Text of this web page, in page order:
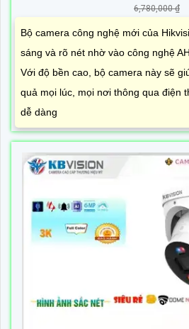
6,780,000 ₫
Bộ camera công nghệ mới của
sáng và rõ nét nhờ vào công nghệ
Với độ bền cao, bộ camera này sẽ
quả mọi lúc, mọi nơi thông qua điện
dễ dàng